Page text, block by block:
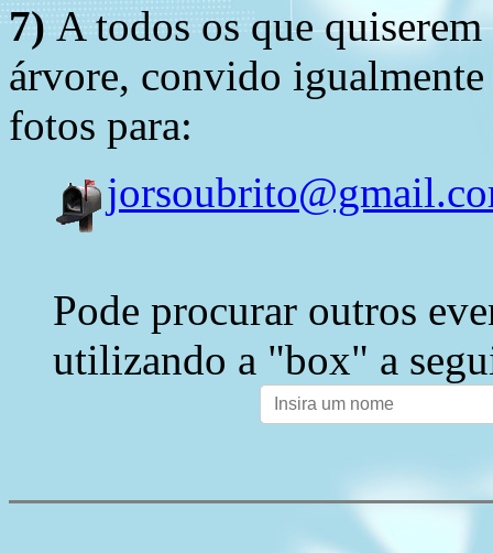
7) A todos os que
árvore, convido
fotos para:
Pode procurar outros
utilizando a "box" a